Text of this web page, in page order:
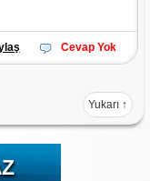
Cevap Yok
Yukarı ↑